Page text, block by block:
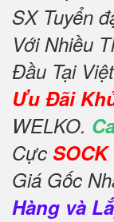
SX Tuyển
Với Nhiều
Đầu Tại
Ưu Đãi
WELKO.
Cực SOCK
Giá Gốc
Hàng và